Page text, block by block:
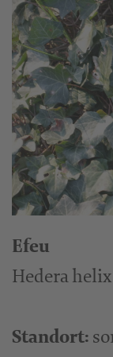
Efeu
Hedera helix
Standort: